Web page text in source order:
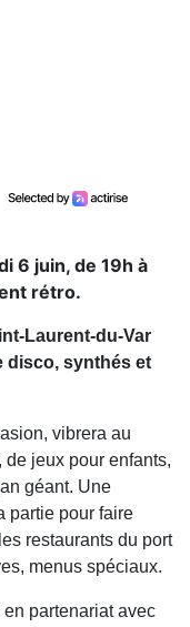
6 juin, de 19h à
rétro.
Laurent-du-Var
disco, synthés et
vibrera au
de jeux pour enfants,
géant. Une
partie pour faire
restaurants du port
menus spéciaux.
en partenariat avec